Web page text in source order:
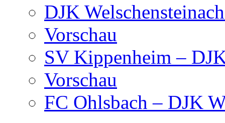
DJK
Vorschau
SV Kippenheim –
Vorschau
FC Ohlsbach – DJK